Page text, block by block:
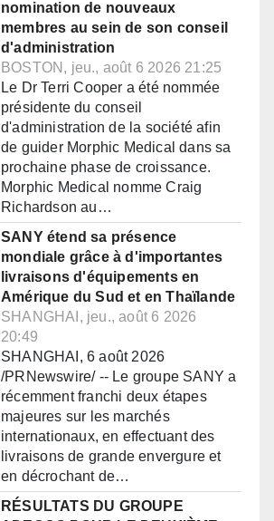
nomination de nouveaux
membres au sein de son conseil
d'administration
BOSTON, jeu., août 6 2026 21:25
Le Dr Terri Cooper a été nommée
présidente du conseil
d'administration de la société afin
de guider Morphic Medical dans sa
prochaine phase de croissance.
Morphic Medical nomme Craig
Richardson au…
SANY étend sa présence
mondiale grâce à d'importantes
livraisons d'équipements en
Amérique du Sud et en Thaïlande
SHANGHAI, jeu., août 6 2026
20:49
SHANGHAI, 6 août 2026
/PRNewswire/ -- Le groupe SANY a
récemment franchi deux étapes
majeures sur les marchés
internationaux, en effectuant des
livraisons de grande envergure et
en décrochant de…
RÉSULTATS DU GROUPE